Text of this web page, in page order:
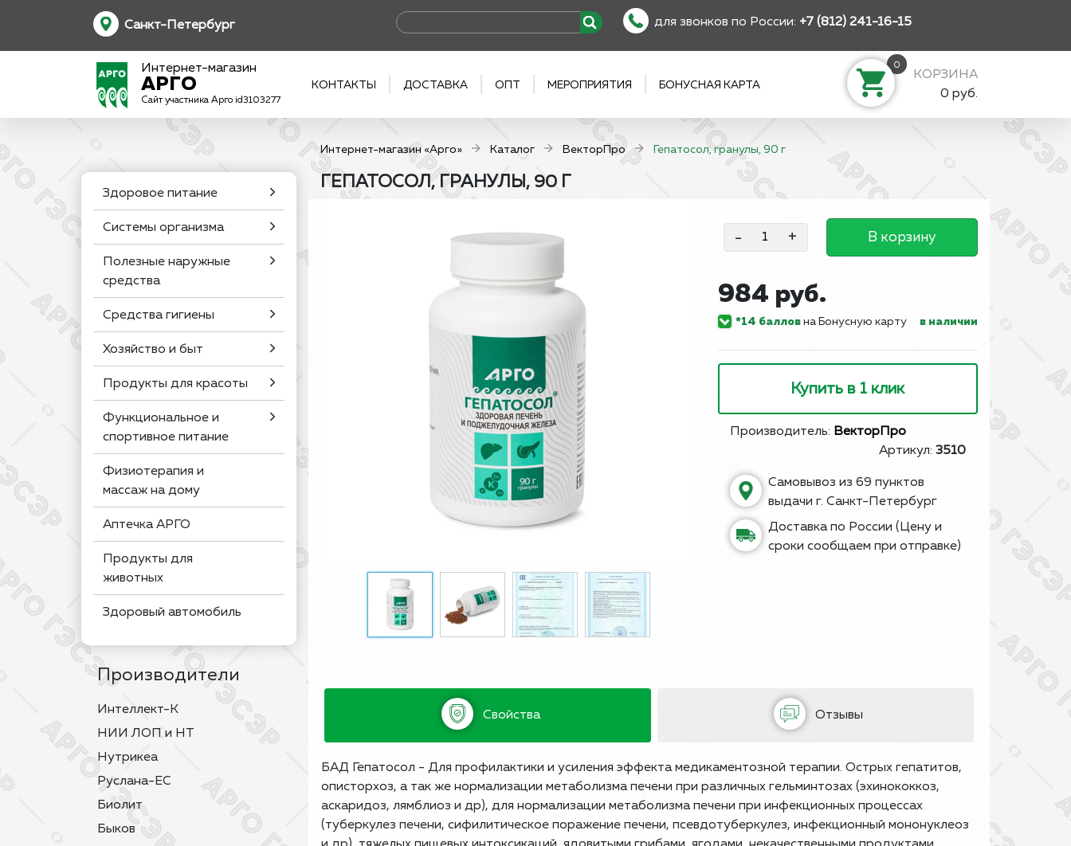
Санкт-Петербург для звонков по России: +7 (812) 241-16-15
Интернет-магазин
АРГО
Сайт участника Арго id3103277
КОНТАКТЫ ДОСТАВКА ОПТ МЕРОПРИЯТИЯ БОНУСНАЯ КАРТА
0
КОРЗИНА
0 руб.
Интернет-магазин «Арго» Каталог ВекторПро Гепатосол, гранулы, 90 г
Здоровое питание
Системы организма
Полезные наружные
средства
Средства гигиены
Хозяйство и быт
Продукты для красоты
Функциональное и
спортивное питание
Физиотерапия и
массаж на дому
Аптечка АРГО
Продукты для
животных
Здоровый автомобиль
Производители
Интеллект-К
НИИ ЛОП и НТ
Нутрикеа
Руслана-ЕС
Биолит
Быков
ГЕПАТОСОЛ, ГРАНУЛЫ, 90 Г
- + В корзину
984 руб.
*14 балловна Бонусную карту в наличии
Купить в 1 клик
Производитель: ВекторПро
Артикул: 3510
Самовывоз из 69 пунктов
выдачи г. Санкт-Петербург
Доставка по России (Цену и
сроки сообщаем при отправке)
Свойства Отзывы
БАД Гепатосол - Для профилактики и усиления эффекта медикаментозной терапии. Острых гепатитов,
описторхоз, а так же нормализации метаболизма печени при различных гельминтозах (эхинококкоз,
аскаридоз, лямблиоз и др), для нормализации метаболизма печени при инфекционных процессах
(туберкулез печени, сифилитическое поражение печени, псевдотуберкулез, инфекционный мононуклеоз